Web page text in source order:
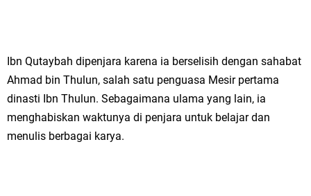
Ibn Qutaybah dipenjara karena ia berselisih dengan sahabat
Ahmad bin Thulun, salah satu penguasa Mesir pertama
dinasti Ibn Thulun. Sebagaimana ulama yang lain, ia
menghabiskan waktunya di penjara untuk belajar dan
menulis berbagai karya.